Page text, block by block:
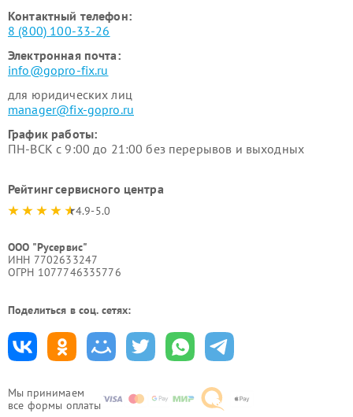
Мы принимаем
все формы оплаты
Контактный телефон:
8 (800) 100-33-26
Электронная почта:
info@gopro-fix.ru
для юридических лиц
manager@fix-gopro.ru
График работы:
ПН-ВСК с 9:00 до 21:00 без перерывов и выходных
Рейтинг сервисного центра
4.9-5.0
ООО "Русервис"
ИНН 7702633247
ОГРН 1077746335776
Поделиться в соц. сетях: